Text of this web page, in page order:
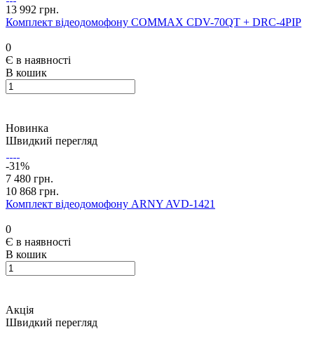
13 992 грн.
Комплект відеодомофону COMMAX CDV-70QT + DRC-4PIP
0
Є в наявності
В кошик
Новинка
Швидкий перегляд
-31%
7 480 грн.
10 868 грн.
Комплект відеодомофону ARNY AVD-1421
0
Є в наявності
В кошик
Акція
Швидкий перегляд